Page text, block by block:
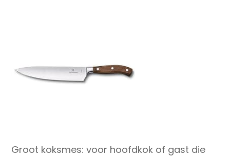
Groot koksmes: voor hoofdkok of gast die